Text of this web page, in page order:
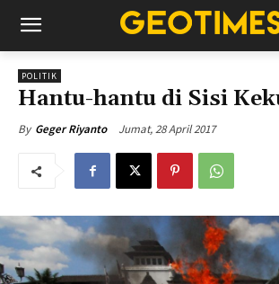
POLITIK
Hantu-hantu di Sisi
By Geger Riyanto Jumat, 28 April 2017